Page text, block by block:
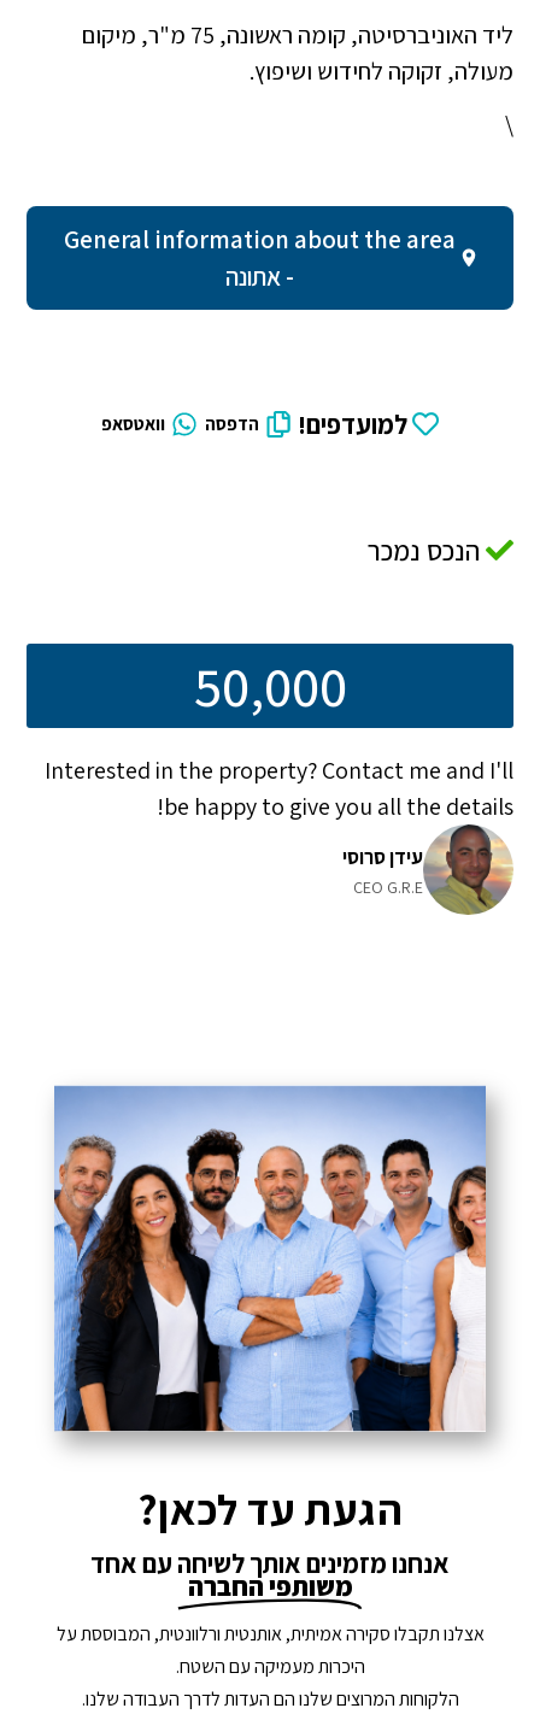
ליד האוניברסיטה, קומה ראשונה, 75 מ"ר, מיקום
מעולה, זקוקה לחידוש ושיפוץ.
\
General information about the area
- אתונה
למועדפים! הדפסה וואטסאפ
הנכס נמכר
50,000
Interested in the property? Contact me and I'll
be happy to give you all the details!
עידן סרוסי
CEO G.R.E
הגעת עד לכאן?
אנחנו מזמינים אותך לשיחה עם אחד
משותפי החברה
אצלנו תקבלו סקירה אמיתית, אותנטית ורלוונטית, המבוססת על
היכרות מעמיקה עם השטח.
הלקוחות המרוצים שלנו הם העדות לדרך העבודה שלנו.